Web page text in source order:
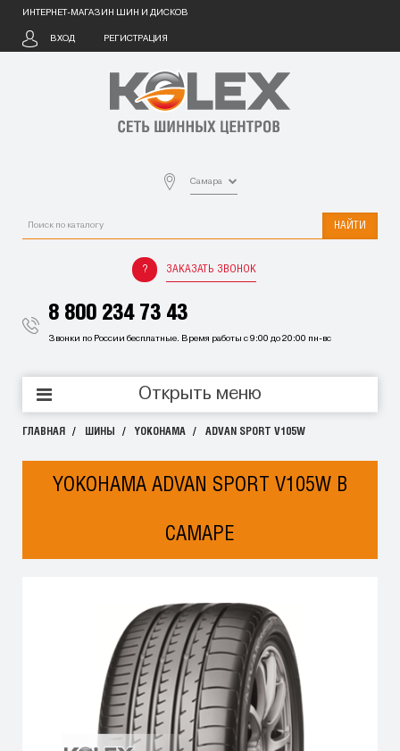
ИНТЕРНЕТ-МАГАЗИН ШИН И ДИСКОВ
ВХОД РЕГИСТРАЦИЯ
Самара
НАЙТИ
ЗАКАЗАТЬ ЗВОНОК
8 800 234 73 43
Звонки по России бесплатные. Время работы с 9:00 до 20:00 пн-вс
Открыть меню
ГЛАВНАЯ ШИНЫ YOKOHAMA ADVAN SPORT V105W
YOKOHAMA ADVAN SPORT V105W В
САМАРЕ